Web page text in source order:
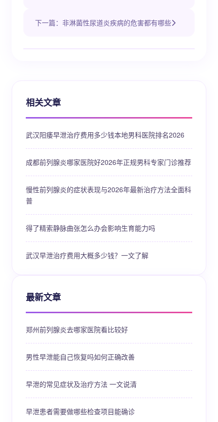
下一篇：非淋菌性尿道炎疾病的危害都有哪些
相关文章
武汉阳痿早泄治疗费用多少钱本地男科医院排名2026
成都前列腺炎哪家医院好2026年正规男科专家门诊推荐
慢性前列腺炎的症状表现与2026年最新治疗方法全面科
普
得了精索静脉曲张怎么办会影响生育能力吗
武汉早泄治疗费用大概多少钱？一文了解
最新文章
郑州前列腺炎去哪家医院看比较好
男性早泄能自己恢复吗如何正确改善
早泄的常见症状及治疗方法 一文说清
早泄患者需要做哪些检查项目能确诊